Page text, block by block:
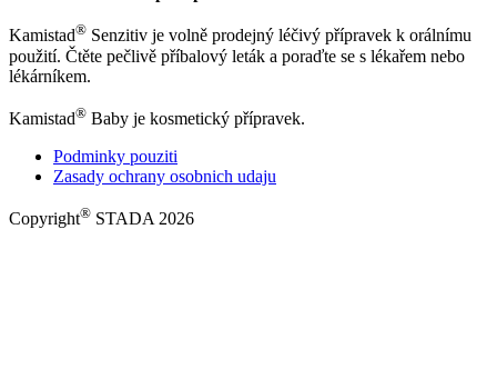
Kamistad® Senzitiv je volně prodejný léčivý přípravek k orálnímu
použití. Čtěte pečlivě příbalový leták a poraďte se s lékařem nebo
lékárníkem.
Kamistad® Baby je kosmetický přípravek.
Podminky pouziti
Zasady ochrany osobnich udaju
Copyright® STADA 2026